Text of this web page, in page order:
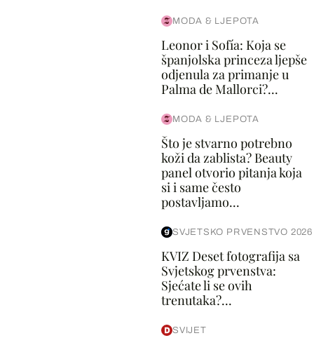
MODA & LJEPOTA
Leonor i Sofía: Koja se
španjolska princeza ljepše
odjenula za primanje u
Palma de Mallorci?...
MODA & LJEPOTA
Što je stvarno potrebno
koži da zablista? Beauty
panel otvorio pitanja koja
si i same često
postavljamo...
SVJETSKO PRVENSTVO 2026
KVIZ Deset fotografija sa
Svjetskog prvenstva:
Sjećate li se ovih
trenutaka?...
SVIJET